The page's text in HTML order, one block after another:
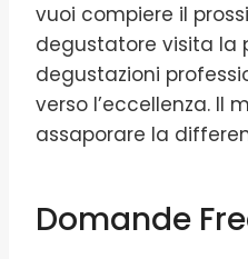
vuoi compiere il
degustatore visita la
degustazioni
verso l’eccellenza. Il
assaporare la
Domande